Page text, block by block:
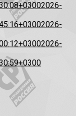
2026-
2026-
2026-